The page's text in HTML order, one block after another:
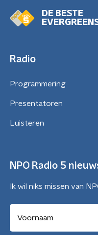
DE BESTE
Radio
Programmering
Presentatoren
Luisteren
NPO Radio 5
Ik wil niks missen van